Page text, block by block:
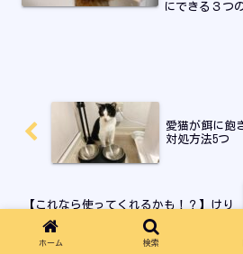
にできる３つ
愛猫が餌に飽
対処方法5つ
【これなら使ってくれるかも！？】けり
ぐるみの選び方
ホーム 検索